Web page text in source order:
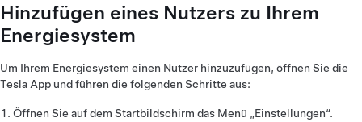
Hinzufügen eines Nutzers zu Ihrem
Energiesystem
Um Ihrem Energiesystem einen Nutzer hinzuzufügen, öffnen Sie die
Tesla App und führen die folgenden Schritte aus:
Öffnen Sie auf dem Startbildschirm das Menü „Einstellungen“.